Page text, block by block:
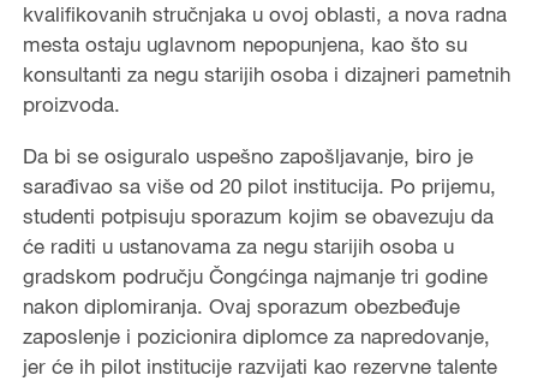
kvalifikovanih stručnjaka u ovoj oblasti, a nova radna
mesta ostaju uglavnom nepopunjena, kao što su
konsultanti za negu starijih osoba i dizajneri pametnih
proizvoda.
Da bi se osiguralo uspešno zapošljavanje, biro je
sarađivao sa više od 20 pilot institucija. Po prijemu,
studenti potpisuju sporazum kojim se obavezuju da
će raditi u ustanovama za negu starijih osoba u
gradskom području Čongćinga najmanje tri godine
nakon diplomiranja. Ovaj sporazum obezbeđuje
zaposlenje i pozicionira diplomce za napredovanje,
jer će ih pilot institucije razvijati kao rezervne talente